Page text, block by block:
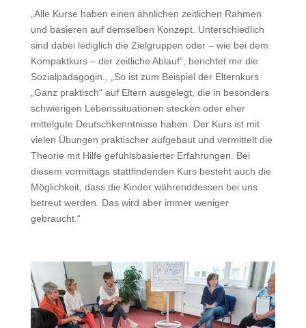
„Alle Kurse haben einen ähnlichen zeitlichen Rahmen
und basieren auf demselben Konzept. Unterschiedlich
sind dabei lediglich die Zielgruppen oder – wie bei dem
Kompaktkurs – der zeitliche Ablauf“, berichtet mir die
Sozialpädagogin., „So ist zum Beispiel der Elternkurs
„Ganz praktisch“ auf Eltern ausgelegt, die in besonders
schwierigen Lebenssituationen stecken oder eher
mittelgute Deutschkenntnisse haben. Der Kurs ist mit
vielen Übungen praktischer aufgebaut und vermittelt die
Theorie mit Hilfe gefühlsbasierter Erfahrungen. Bei
diesem vormittags stattfindenden Kurs besteht auch die
Möglichkeit, dass die Kinder währenddessen bei uns
betreut werden. Das wird aber immer weniger
gebraucht.“